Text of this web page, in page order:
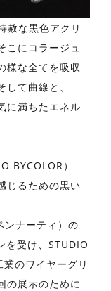
赦な黒色アクリ
こにコラージュ
様な全てを吸収
て曲線と、
に満ちたエネル
BYCOLOR）
じるための黒い
ナーティ）の
を受け、STUDIO
のワイヤーグリ
の展示のために